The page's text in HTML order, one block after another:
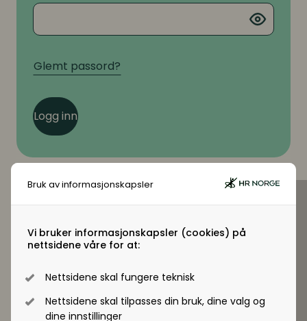
Bruk av informasjonskapsler
Vi bruker informasjonskapsler (cookies) på
nettsidene våre for at:
Nettsidene skal fungere teknisk
Nettsidene skal tilpasses din bruk, dine valg og
dine innstillinger
Glemt passord?
Logg inn
Jobber du i en virksomhet som er
ansatte tilgang til +artikler og andre
medlemsfordeler.